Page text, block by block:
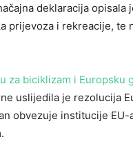
deklaracija opisala
i rekreacije, te
za biciklizam i Europsku
uslijedila je rezolucija
obvezuje institucije EU-